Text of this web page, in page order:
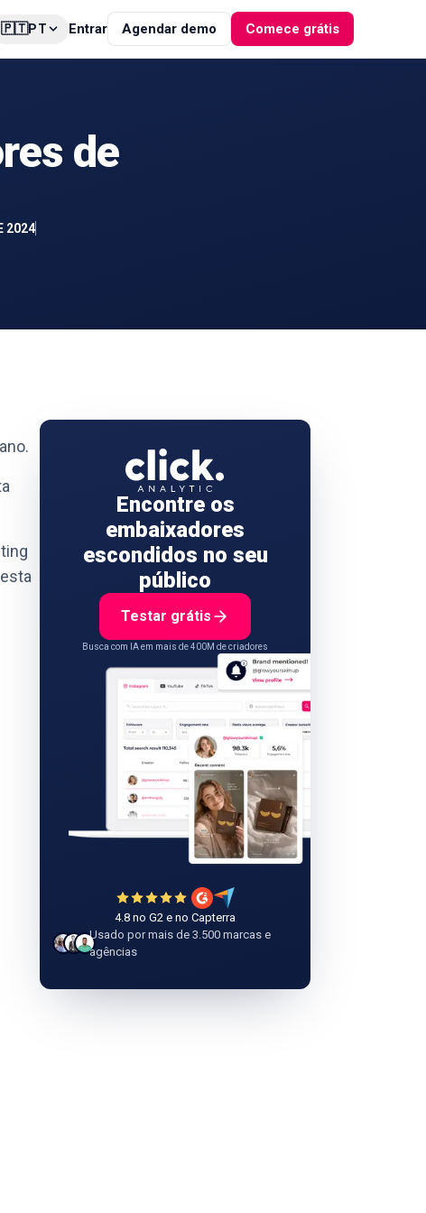
🇵🇹PT Entrar Agendar demo Comece grátis
de
2024
Encontre os
embaixadores
escondidos no seu
público
Testar grátis
Busca com IA em mais de 400M de criadores
4.8 no G2 e no Capterra
Usado por mais de 3.500 marcas e
agências